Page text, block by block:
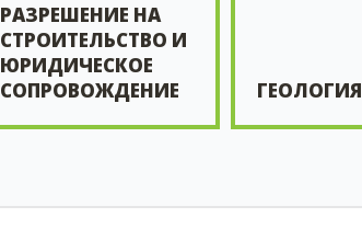
РАЗРЕШЕНИЕ НА
СТРОИТЕЛЬСТВО И
ЮРИДИЧЕСКОЕ
СОПРОВОЖДЕНИЕ
ГЕОЛОГИЯ